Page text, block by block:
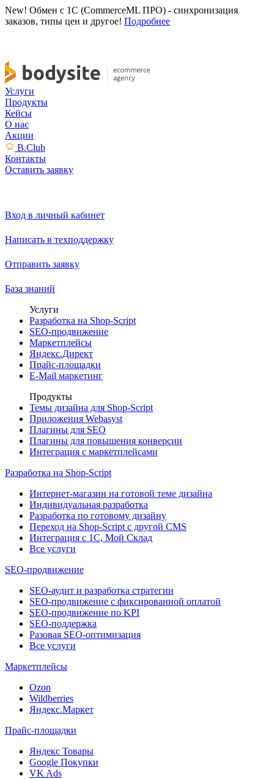
New! Обмен с 1С (CommerceML ПРО) - синхронизация
заказов, типы цен и другое! Подробнее
Услуги
Продукты
Кейсы
О нас
Акции
B.Club
Контакты
Оставить заявку
Вход в личный кабинет
Написать в техподдержку
Отправить заявку
База знаний
Услуги
Разработка на Shop-Script
SEO-продвижение
Маркетплейсы
Яндекс.Директ
Прайс-площадки
E-Mail маркетинг
Продукты
Темы дизайна для Shop-Script
Приложения Webasyst
Плагины для SEO
Плагины для повышения конверсии
Интеграция с маркетплейсами
Разработка на Shop-Script
Интернет-магазин на готовой теме дизайна
Индивидуальная разработка
Разработка по готовому дизайну
Переход на Shop-Script с другой CMS
Интеграция с 1С, Мой Склад
Все услуги
SEO-продвижение
SEO-аудит и разработка стратегии
SEO-продвижение с фиксированной оплатой
SEO-продвижение по KPI
SEO-поддержка
Разовая SEO-оптимизация
Все услуги
Маркетплейсы
Ozon
Wildberries
Яндекс.Маркет
Прайс-площадки
Яндекс Товары
Google Покупки
VK Ads